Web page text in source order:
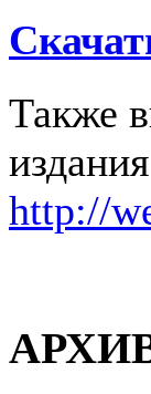
Также
http://